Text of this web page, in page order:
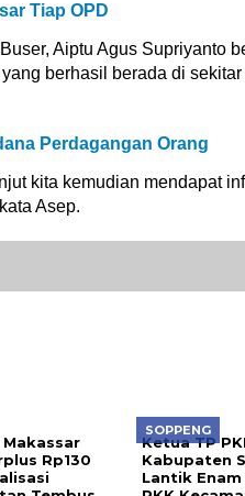
Tiap OPD
Aiptu Agus Supriyanto
berhasil berada di sekitar
Perdagangan Orang
kita kemudian mendapat
Asep.
Rp130
SOPPENG
Ketua TP
Kabupaten
Lantik